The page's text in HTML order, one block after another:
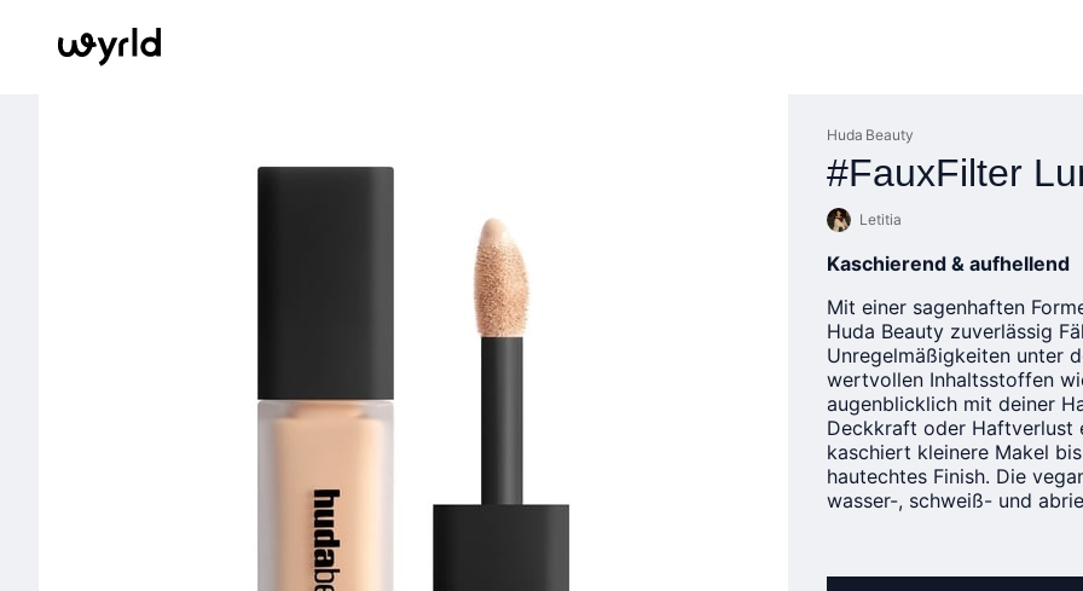
Huda Beauty
#FauxFilter
Letitia
Kaschierend & aufhellend
Mit einer sagenhaften
Huda Beauty zuverlässig
Unregelmäßigkeiten unter
wertvollen Inhaltsstoffen
augenblicklich mit deiner
Deckkraft oder Haftverlust
kaschiert kleinere Makel
hautechtes Finish. Die
wasser-, schweiß- und